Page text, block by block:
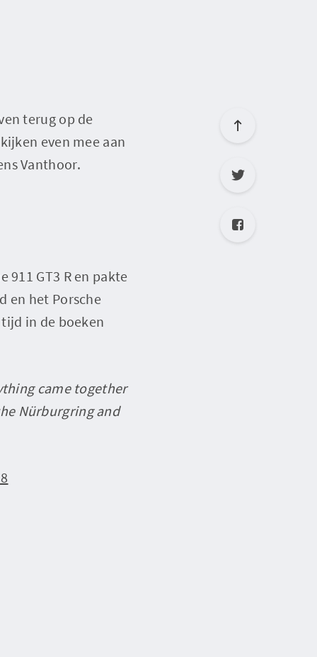
terug op de
even mee aan
Vanthoor.
911 GT3 R en pakte
en het Porsche
in de boeken
came together
Nürburgring and